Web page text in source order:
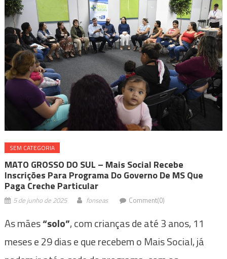
SEM CATEGORIA
MATO GROSSO DO SUL – Mais Social Recebe
Inscrições Para Programa Do Governo De MS Que
Paga Creche Particular
5 de junho de 2025 fonseas Comment(0)
As mães“solo”, com crianças de até 3 anos, 11
meses e 29 dias e que recebem o Mais Social, já